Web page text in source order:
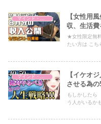
マインド・哲学
【女性用
収、生活費
★女性限定無
たい方は こち
マインド・哲学
【イケオ
させる為
もしかしたら
う人がいるか